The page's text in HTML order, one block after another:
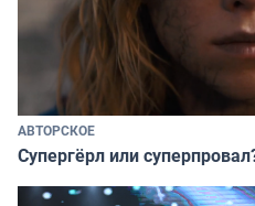
АВТОРСКОЕ
Супергёрл или